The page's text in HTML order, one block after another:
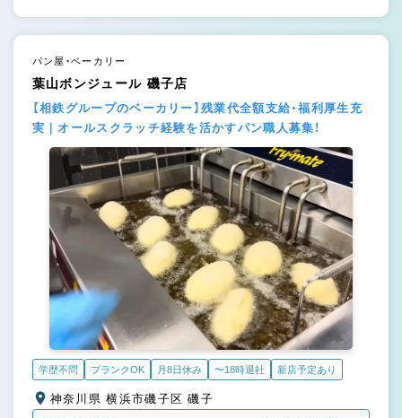
パン屋・ベーカリー
葉山ボンジュール 磯子店
【相鉄グループのベーカリー】残業代全額支給・福利厚生充
実｜オールスクラッチ経験を活かすパン職人募集！
学歴不問 ブランクOK 月8日休み 〜18時退社 新店予定あり
神奈川県 横浜市磯子区 磯子